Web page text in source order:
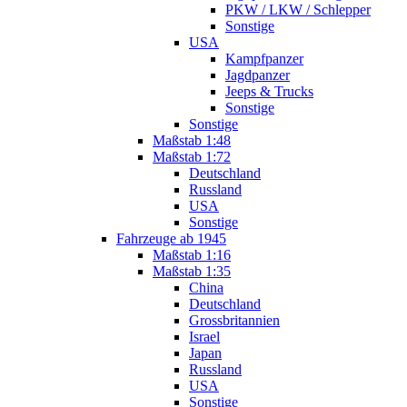
PKW / LKW / Schlepper
Sonstige
USA
Kampfpanzer
Jagdpanzer
Jeeps & Trucks
Sonstige
Sonstige
Maßstab 1:48
Maßstab 1:72
Deutschland
Russland
USA
Sonstige
Fahrzeuge ab 1945
Maßstab 1:16
Maßstab 1:35
China
Deutschland
Grossbritannien
Israel
Japan
Russland
USA
Sonstige